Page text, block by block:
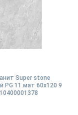
Super stone
PG 11 мат 60x120 9